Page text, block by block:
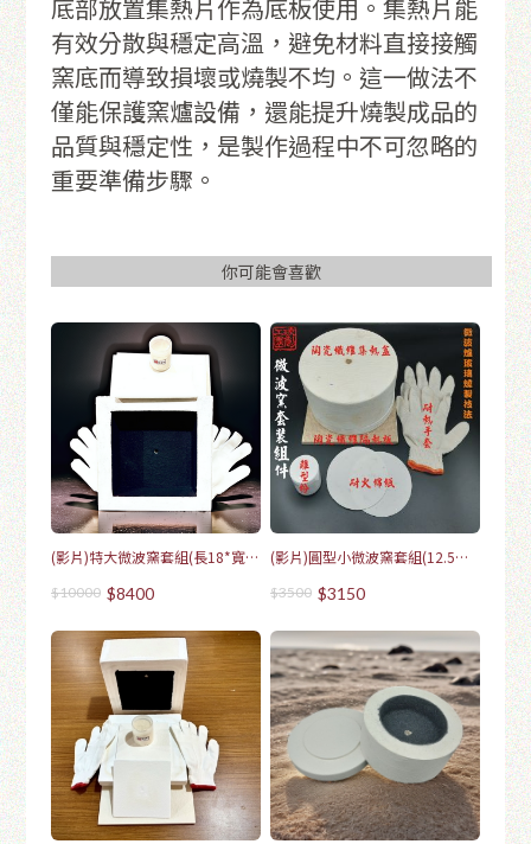
底部放置集熱片作為底板使用。集熱片能
有效分散與穩定高溫，避免材料直接接觸
窯底而導致損壞或燒製不均。這一做法不
僅能保護窯爐設備，還能提升燒製成品的
品質與穩定性，是製作過程中不可忽略的
重要準備步驟。
你可能會喜歡
(影片)特大微波窯套組(長18*寬
$10000 $8400
(影片)圓型小微波窯套組(12.5直
$3500 $3150